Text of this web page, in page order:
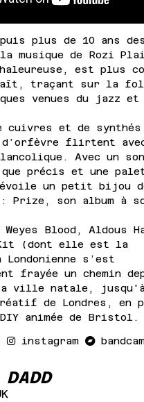
plus de 10 ans
musique de Rozi
est plus
traçant sur la
venues du jazz et
cuivres et de
d’orfèvre flirtent
Avec un
précis et une
un petit bijou
Prize, son album à
Blood, Aldous
(dont elle est la
s’est
frayée un chemin
ville natale,
de Londres, en
animée de Bristol.
instagram